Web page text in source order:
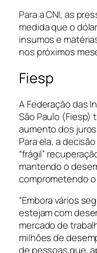
Para a CNI, as
medida que o
insumos e
nos próximos
Fiesp
A Federação das
São Paulo (Fiesp)
aumento dos
Para ela, a
“frágil”
mantendo o
comprometendo
“Embora vários
estejam com
mercado de
milhões de
de pessoas que,